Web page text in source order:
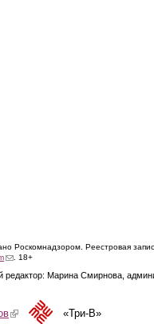
Роскомнадзором. Реестровая
(link sends e-mail)
. 18+
Марина Смирнова,
(link is external)«Три-В»